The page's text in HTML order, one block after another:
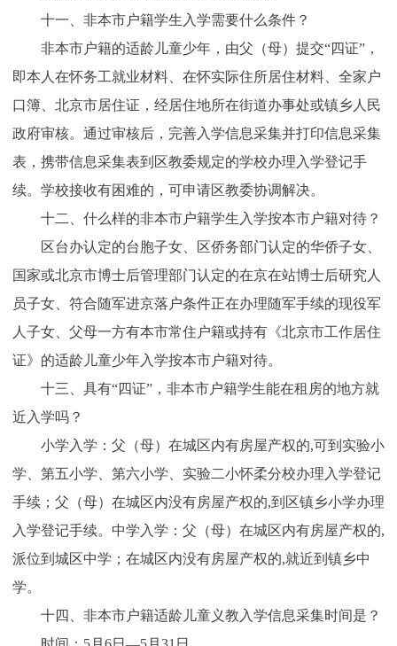
十一、非本市户籍学生入学需要什么条件？
非本市户籍的适龄儿童少年，由父（母）提交“四证”，
即本人在怀务工就业材料、在怀实际住所居住材料、全家户
口簿、北京市居住证，经居住地所在街道办事处或镇乡人民
政府审核。通过审核后，完善入学信息采集并打印信息采集
表，携带信息采集表到区教委规定的学校办理入学登记手
续。学校接收有困难的，可申请区教委协调解决。
十二、什么样的非本市户籍学生入学按本市户籍对待？
区台办认定的台胞子女、区侨务部门认定的华侨子女、
国家或北京市博士后管理部门认定的在京在站博士后研究人
员子女、符合随军进京落户条件正在办理随军手续的现役军
人子女、父母一方有本市常住户籍或持有《北京市工作居住
证》的适龄儿童少年入学按本市户籍对待。
十三、具有“四证”，非本市户籍学生能在租房的地方就
近入学吗？
小学入学：父（母）在城区内有房屋产权的,可到实验小
学、第五小学、第六小学、实验二小怀柔分校办理入学登记
手续；父（母）在城区内没有房屋产权的,到区镇乡小学办理
入学登记手续。中学入学：父（母）在城区内有房屋产权的,
派位到城区中学；在城区内没有房屋产权的,就近到镇乡中
学。
十四、非本市户籍适龄儿童义教入学信息采集时间是？